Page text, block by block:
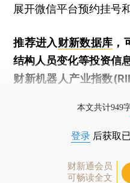
展开微信平台预约挂号
推荐进入财新数据库 ，
结构人员变化等投资信息
财新机器人产业指数
本文共计949
登录 后获取
财新通会员
可畅读全文